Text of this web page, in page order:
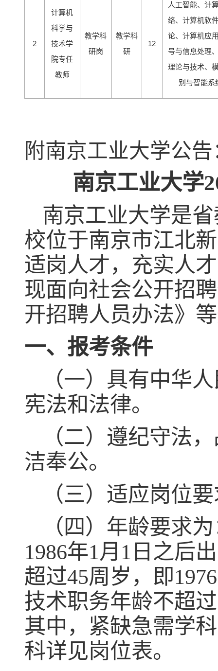
2
计算机
科学与
技术学
院专任
教师
教学科
研岗
教学科
研
12
人工智能、计
络、计算机软
论、计算机应
号与信息处理
理论与技术、
别与智能系
附南京工业大学公告
南京工业大学
南京工业大学是
校位于南京市江北
适岗人才，充实人
现面向社会公开招
开招聘人员办法》
一、报考条件
（一）具有中华
宪法和法律。
（二）遵纪守法
洁奉公。
（三）适应岗位
（四）年龄要求
1986年1月 1 日之后
超过45周岁，即1976
技术职务年龄不超过
其中，紧缺急需学
科详见岗位表。